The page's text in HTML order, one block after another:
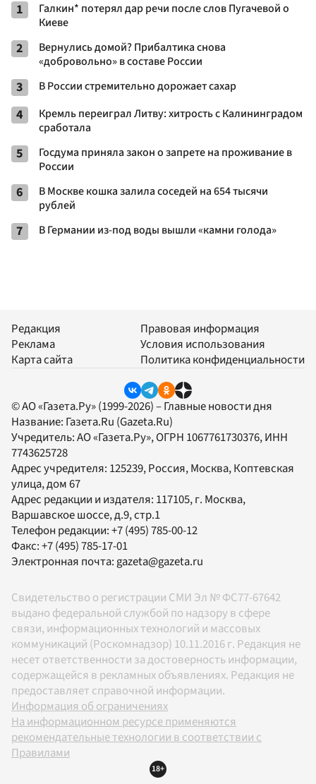
1
Галкин* потерял дар речи после слов Пугачевой о
Киеве
2
Вернулись домой? Прибалтика снова
«добровольно» в составе России
3 В России стремительно дорожает сахар
4
Кремль переиграл Литву: хитрость с Калининградом
сработала
5
Госдума приняла закон о запрете на проживание в
России
6
В Москве кошка залила соседей на 654 тысячи
рублей
7 В Германии из-под воды вышли «камни голода»
Редакция
Реклама
Карта сайта
Правовая информация
Условия использования
Политика конфиденциальности
© АО «Газета.Ру» (1999-2026) – Главные новости дня
Название: Газета.Ru (Gazeta.Ru)
Учредитель:АО «Газета.Ру», ОГРН 1067761730376, ИНН
7743625728
Адрес учредителя: 125239, Россия, Москва, Коптевская
улица, дом 67
Адрес редакции и издателя: 117105, г. Москва,
Варшавское шоссе, д.9, стр.1
Телефон редакции:+7 (495) 785-00-12
Факс:+7 (495) 785-17-01
Электронная почта: gazeta@gazeta.ru
Свидетельство о регистрации СМИ Эл № ФС77-67642
выдано федеральной службой по надзору в сфере
связи, информационных технологий и массовых
коммуникаций (Роскомнадзор) 10.11.2016 г. Редакция не
несет ответственности за достоверность информации,
содержащейся в рекламных объявлениях. Редакция не
предоставляет справочной информации.
Информация об ограничениях
На информационном ресурсе применяются
рекомендательные технологии в соответствии с
Правилами
18+